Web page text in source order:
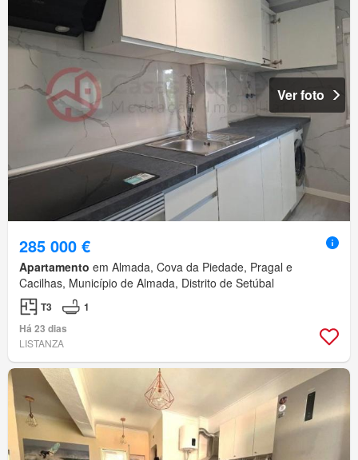
Ver foto
285 000 €
Apartamento em Almada, Cova da Piedade, Pragal e
Cacilhas, Município de Almada, Distrito de Setúbal
T3
1
Há 23 dias
LISTANZA